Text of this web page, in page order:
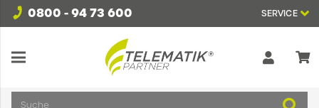
0800 - 94 73 600 SERVICE
Suche